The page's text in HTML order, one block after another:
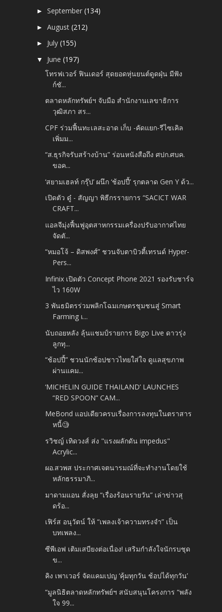
►September(134)
►August(212)
► July(155)
▼ June(197)
โทรฟเวอร์ ฟินเดอร์ สุดยอดหุ่นยนต์ดูดฝุ่น มีฟัง
ก์ชั...
ตลาดหลักทรัพย์ฯ จับมือ สำนักงานเลขาธิการ
วุฒิสภา สร...
CPF ร่วมฟื้นทะเลสะอาด เก็บ -คัดแยก-รีไซเคิล
เพิ่มม...
“ส.ธุรกิจรับสร้างบ้าน” ร่อนหนังสือถึง ศปก.ศบค.
ขอค...
‘สยามเฮลท์ กรุ๊ป’ ผนึก ‘ช้อปปี้’ รุกตลาด Gen Y ด้ว...
เปิดตัว ดู๋ - สัญญา พิธีกรรายการ “SACICT WAR
CRAFT...
แอลจีมุ่งฟื้นฟูอุตสาหกรรมเครื่องปรับอากาศไทย
จัดตั...
“หมอโจ้ – ดิสพงศ์” ชวนจับตาบิวตี้เทรนด์ Hyper-
Pers...
Infinix เปิดตัว Concept Phone 2021 รองรับชาร์จ
ไว 160W
3 พันธมิตรร่วมพลิกโฉมเกษตรชุมชนสู่ Smart
Farming เ...
นับถอยหลัง ลุ้นแชมป์รายการ Bigo Live ดาวรุ่ง
ลูกทุ...
“ช้อปปี้” ชวนนักช้อปชาวไทยใส่ใจ ดูแลสุขภาพ
ผ่านแคม...
‘MICHELIN GUIDE THAILAND’ LAUNCHES
“RED SPOON” CAM...
MeBond แอปเดียวครบเรื่องการลงทุนในตราสาร
หนี้🧐
รวิชญ์ เทิดวงส์ ส่ง​ "แรงผลักดัน​ impedus"
Acrylic...
ผอ.สวพส ประกาศเจตนารมณ์ที่จะทำงานโดยใช้
หลักธรรมาภิ...
มาดามแอน สั่งลุย “เรื่องร้อนรายวัน” เล่าข่าวสุ
ดร้อ...
เฟิร์ส อนุวัตน์ ให้ “เพลงเจ้าความทรงจำ” เป็น
บทเพลง...
ซีพีเอฟ เติมเสบียงต่อเนื่อง! เสริมกำลังใจนักรบชุด
ข...
คิง เพาเวอร์ จัดแคมเปญ ‘คุ้มทุกวัน ช้อปได้ทุกวัน’
“มูลนิธิตลาดหลักทรัพย์ฯ สนับสนุนโครงการ “พลัง
ใจ 99...